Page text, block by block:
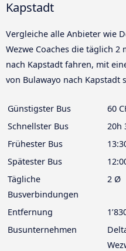
Kapstadt
Vergleiche alle Anbieter wie
Wezwe Coaches die täglich 2
nach Kapstadt fahren, mit
von Bulawayo nach Kapstadt
Günstigster Bus
60
Schnellster Bus
20h
Frühester Bus
Spätester Bus
Tägliche
Busverbindungen
2 Ø
Entfernung
Busunternehmen